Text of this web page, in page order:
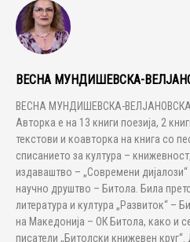
ВЕСНА МУНДИШЕВСКА-
ВЕСНА МУНДИШЕВСКА-ВЕЛЈАНОВСКА
Авторка е на 13 книги поезија, 2
текстови и коавторка на книга со
списанието за култура –
издаваштво – „Современи
научно друштво – Битола. Била
литература и култура „Развиток“ –
на Македонија – ОК Битола, како и
писатели „Битолски книжевен